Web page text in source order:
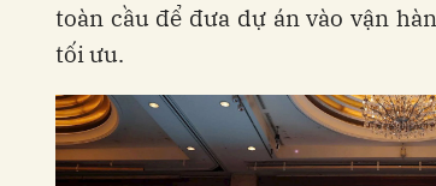
toàn cầu để đưa dự án vào vận
tối ưu.